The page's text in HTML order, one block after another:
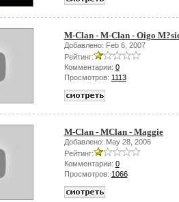
M-Clan - M-Clan - Oigo
Добавлено: Feb 6, 2007
Рейтинг:
Комментарии: 0
Просмотров: 1113
M-Clan - MClan - Maggie
Добавлено: May 28, 2006
Рейтинг:
Комментарии: 0
Просмотров: 1066